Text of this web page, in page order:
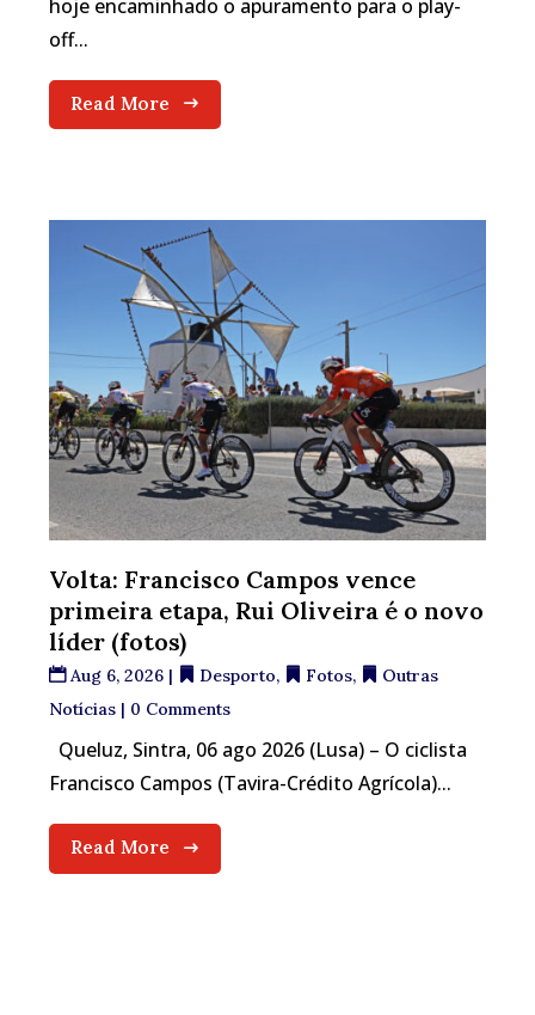
hoje encaminhado o apuramento para o play-
off...
Read More
Volta: Francisco Campos vence
primeira etapa, Rui Oliveira é o novo
líder (fotos)
Aug 6, 2026 | Desporto, Fotos,
Outras
Notícias | 0 Comments
Queluz, Sintra, 06 ago 2026 (Lusa) – O ciclista
Francisco Campos (Tavira-Crédito Agrícola)...
Read More